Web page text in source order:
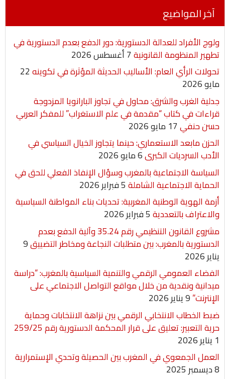
e
b
o
o
k
t
t
e
r
s
A
p
e
n
g
r
l
l
t
آخر المواضيع
ولوج الأفراد للعدالة الدستورية: دور الدفع بعدم الدستورية في
تطهير المنظومة القانونية7 أغسطس 2026
تحولات الرأي العام: الأساليب الحديثة المؤثرة في تكوينه22
مايو 2026
جدلية الغرب والشرق: محاول في تجاوز البارانويا المزدوجة
قراءات في كتاب “مقدمة في علم الاستغراب” للمفكر العربي
حسن حنفي17 مايو 2026
الحزن مابعد الاستعماري: حينما يتجاوز الخيال السياسي في
الأدب السرديات الكبرى6 مايو 2026
السياسة الاجتماعية بالمغرب وسؤال الإنفاذ الفعلي للحق في
الحماية الاجتماعية الشاملة5 فبراير 2026
أزمة الهوية الوطنية المغربية: تحديات بناء المواطنة السياسية
والاعتراف بالتعددية5 فبراير 2026
مشروع القانون التنظيمي رقم 35.24 وآلية الدفع بعدم
الدستورية بالمغرب: بين متطلبات النجاعة ومخاطر التضييق9
يناير 2026
الفضاء العمومي الرقمي والتنمية السياسية بالمغرب: “دراسة
ميدانية ونقدية من خلال مواقع التواصل الاجتماعي على
الإنترنت”9 يناير 2026
ضبط الخطاب الانتخابي الرقمي بين نزاهة الانتخابات وحماية
حرية التعبير: تعليق على قرار المحكمة الدستورية رقم 259/25
1 يناير 2026
العمل الجمعوي في المغرب بين الحصيلة وتحدي الإستمرارية
8 ديسمبر 2025